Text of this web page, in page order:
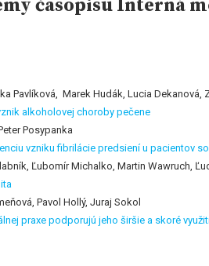
časopisu Interná
Pavlíková, Marek Hudák, Lucia
alkoholovej choroby pečene
Posypanka
vzniku fibrilácie predsiení u pacientov
Ľubomír Michalko, Martin Wawruch,
Pavol Hollý, Juraj Sokol
praxe podporujú jeho širšie a skoré